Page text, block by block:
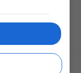
999 euro. Kies